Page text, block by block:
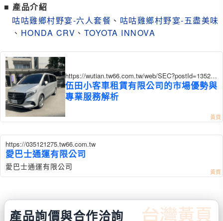
■ 產品介紹
咕咕雞鄉村野宴-六人套餐 、 咕咕雞鄉村野宴-五盡美味
、 HONDA CRV 、 TOYOTA INNOVA
https://wutian.tw66.com.tw/web/SEC?postId=135239
8
伍田小客車租賃有限公司的市場優勢與
專業服務解析
https://035121275.tw66.com.tw
愛巴士通運有限公司
愛巴士通運有限公司
產品詢價與合作洽詢